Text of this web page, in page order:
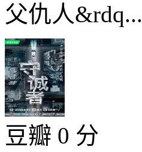
父仇人&rdq...
豆瓣 0 分